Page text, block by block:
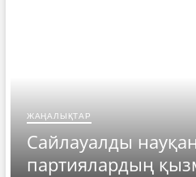
ЖАҢАЛЫҚТАР
Сайлауалды
партиялардың